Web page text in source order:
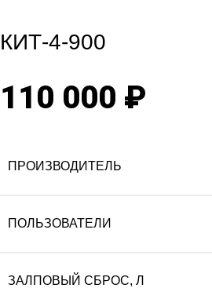
КИТ-4-900
110 000 ₽
ПРОИЗВОДИТЕЛЬ
ПОЛЬЗОВАТЕЛИ
ЗАЛПОВЫЙ СБРОС, Л